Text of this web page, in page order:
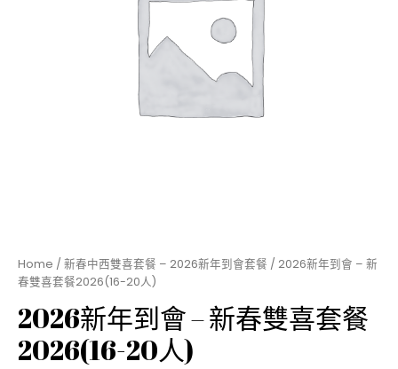
Home / 新春中西雙喜套餐 – 2026新年到會套餐 / 2026新年到會 – 新
春雙喜套餐2026(16-20人)
2026新年到會 – 新春雙喜套餐
2026(16-20人)